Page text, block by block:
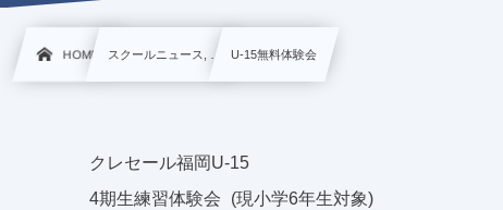
HOME スクールニュース, … U-15無料体験会
クレセール福岡U-15
4期生練習体験会 (現小学6年生対象)